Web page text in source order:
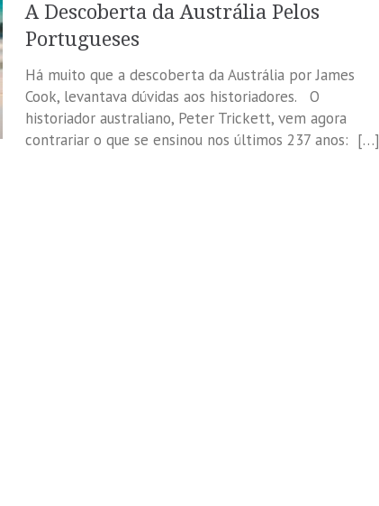
A Descoberta da Austrália Pelos
Portugueses
Há muito que a descoberta da Austrália por James
Cook, levantava dúvidas aos historiadores. O
historiador australiano, Peter Trickett, vem agora
contrariar o que se ensinou nos últimos 237 anos: […]